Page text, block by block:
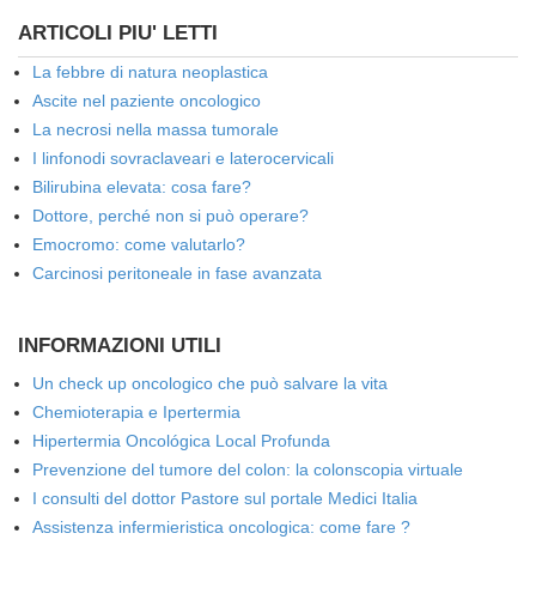
ARTICOLI PIU' LETTI
La febbre di natura neoplastica
Ascite nel paziente oncologico
La necrosi nella massa tumorale
I linfonodi sovraclaveari e laterocervicali
Bilirubina elevata: cosa fare?
Dottore, perché non si può operare?
Emocromo: come valutarlo?
Carcinosi peritoneale in fase avanzata
INFORMAZIONI UTILI
Un check up oncologico che può salvare la vita
Chemioterapia e Ipertermia
Hipertermia Oncológica Local Profunda
Prevenzione del tumore del colon: la colonscopia virtuale
I consulti del dottor Pastore sul portale Medici Italia
Assistenza infermieristica oncologica: come fare ?